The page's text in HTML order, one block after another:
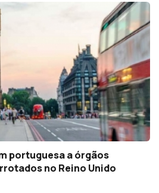
portuguesa a órgãos
no Reino Unido